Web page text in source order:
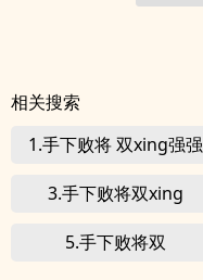
相关搜索
1.手下败将 双xing强强
3.手下败将双xing
5.手下败将双